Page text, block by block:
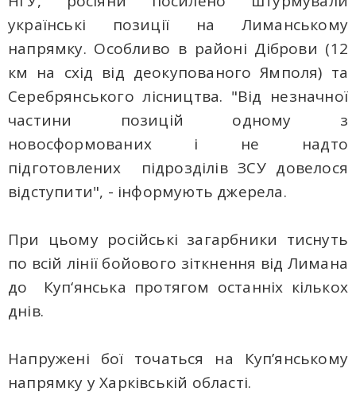
українські позиції на Лиманському
напрямку. Особливо в районі Діброви (12
км на схід від деокупованого Ямполя) та
Серебрянського лісництва. "Від незначної
частини позицій одному з
новосформованих і не надто
підготовлених підрозділів ЗСУ довелося
відступити", - інформують джерела.
При цьому російські загарбники тиснуть
по всій лінії бойового зіткнення від Лимана
до Куп‘янська протягом останніх кількох
днів.
Напружені бої точаться на Куп’янському
напрямку у Харківській області.